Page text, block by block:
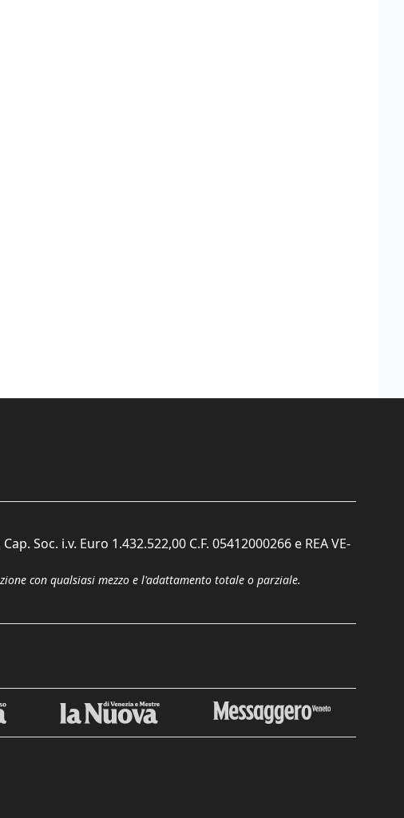
Soc. i.v. Euro 1.432.522,00 C.F. 05412000266 e REA VE-
con qualsiasi mezzo e l'adattamento totale o parziale.